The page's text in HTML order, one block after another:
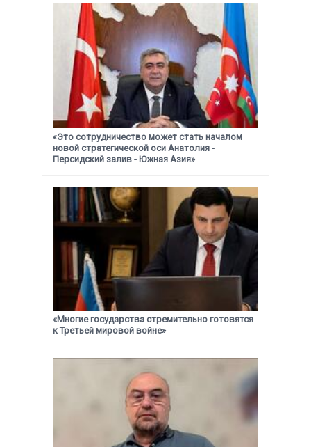
«Это сотрудничество может стать началом
новой стратегической оси Анатолия -
Персидский залив - Южная Азия»
«Многие государства стремительно готовятся
к Третьей мировой войне»